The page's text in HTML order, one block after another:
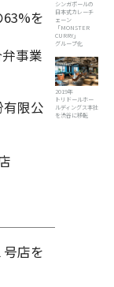
を
事業
限公
号店を
シンガポールの
日本式カレーチ
ェーン
「MONSTER
CURRY」
グループ化
2019年
トリドールホー
ルディングス本社
を渋谷に移転